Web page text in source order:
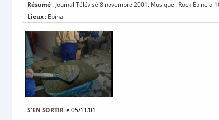
Résumé : Journal Télévisé 8 novembre 2001. Musique : Rock Epine
Lieux : Epinal
S'EN SORTIR le 05/11/01